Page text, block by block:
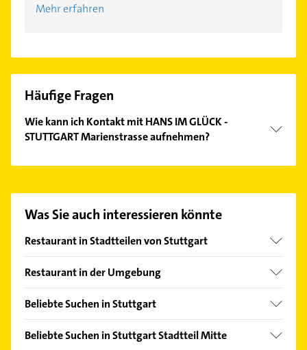
Mehr erfahren
Häufige Fragen
Wie kann ich Kontakt mit HANS IM GLÜCK -
STUTTGART Marienstrasse aufnehmen?
auswählen. Hier finden Sie alleKontaktdaten
Was Sie auch interessieren könnte
Restaurant in Stadtteilen von Stuttgart
Bad Cannstatt
Dürrlewang
Feuerbach
Restaurant in der Umgebung
Fellbach
Leinfelden-Echterdingen
Beliebte Suchen in Stuttgart
Ärztehaus
Beliebte Suchen in Stuttgart Stadtteil Mitte